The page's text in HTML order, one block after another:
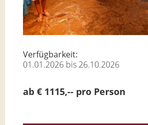
Verfügbarkeit:
01.01.2026 bis 26.10.2026
ab € 1115,-- pro Person